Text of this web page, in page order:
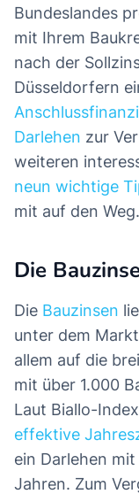
Bundeslandes
mit Ihrem
nach der
Düsseldorfern
Darlehen zur
weiteren
neun wichtige
mit auf den Weg.
Die
Die Bauzinsen
unter dem
allem auf die
mit über 1.000
Laut Biallo-
effektive
ein Darlehen
Jahren. Zum